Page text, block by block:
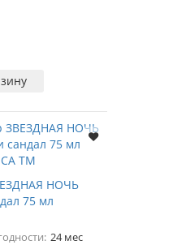
НОЧЬ
75 мл
24 мес